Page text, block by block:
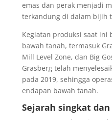
emas dan perak menjadi
terkandung di dalam bijih
Kegiatan produksi saat
bawah tanah, termasuk
Mill Level Zone, dan Big
Grasberg telah
pada 2019, sehingga
endapan bawah tanah.
Sejarah singkat